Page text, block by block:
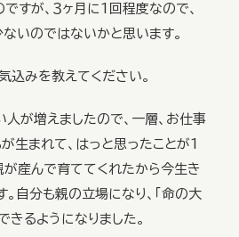
すが、３ヶ月に1回程度なので、
いのではないかと思います。
込みを教えてください。
人が増えましたので、一層、お仕事
生まれて、はっと思ったことが1
が産んで育ててくれたから今生き
。自分も親の立場になり、「命の大
きるようになりました。